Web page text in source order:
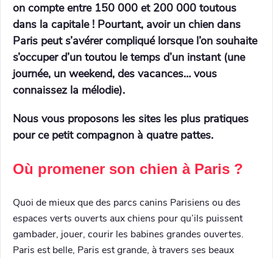
on compte entre 150 000 et 200 000 toutous
dans la capitale ! Pourtant, avoir un chien dans
Paris peut s’avérer compliqué lorsque l’on souhaite
s’occuper d’un toutou le temps d’un instant (une
journée, un weekend, des vacances… vous
connaissez la mélodie).
Nous vous proposons les sites les plus pratiques
pour ce petit compagnon à quatre pattes.
Où promener son chien à Paris ?
Quoi de mieux que des parcs canins Parisiens ou des
espaces verts ouverts aux chiens pour qu’ils puissent
gambader, jouer, courir les babines grandes ouvertes.
Paris est belle, Paris est grande, à travers ses beaux